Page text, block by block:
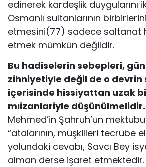
edinerek kardeşlik duygularını
Osmanlı sultanlarının
etmesini(77) sadece saltanat
etmek mümkün değildir.
Bu hadiselerin sebepleri,
zihniyetiyle değil de o devrin
içerisinde hissiyattan uzak
mıizanlariyle düşünülmelidir.
Mehmed’in Şahruh’un
“atalarının, müşkilleri tecrübe
yolundaki cevabı, Savcı Bey
alman derse işaret etmektedir.